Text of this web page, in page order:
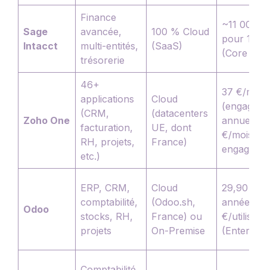
Sage
Intacct
Finance
avancée,
multi-entités,
trésorerie
100 % Cloud
(SaaS)
~11 000
pour 1
(Core
Zoho One
46+
applications
(CRM,
facturation,
RH, projets,
etc.)
Cloud
(datacenters
UE, dont
France)
37 €/mois
annuel)
€/mois
Odoo
ERP, CRM,
comptabilité,
stocks, RH,
projets
Cloud
(Odoo.sh,
France) ou
On-Premise
29,90 €
année)
€/